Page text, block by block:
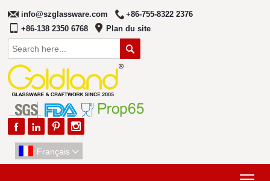
info@szglassware.com
+86-755-8322 2376
+86-138 2350 6768
Plan du site

   
Français 